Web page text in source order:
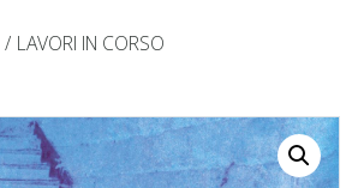
LAVORI IN CORSO